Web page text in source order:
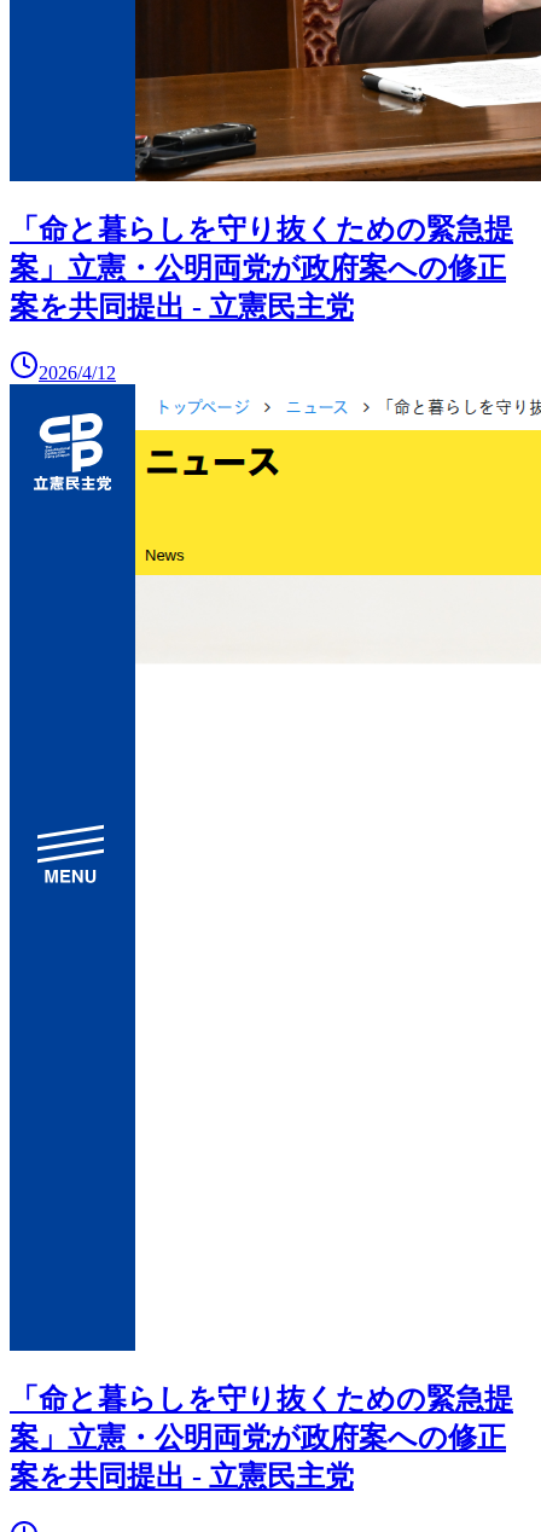
「命と暮らしを守り抜くための緊急提
案」立憲・公明両党が政府案への修正
案を共同提出 - 立憲民主党
2026/4/12
「命と暮らしを守り抜くための緊急提
案」立憲・公明両党が政府案への修正
案を共同提出 - 立憲民主党